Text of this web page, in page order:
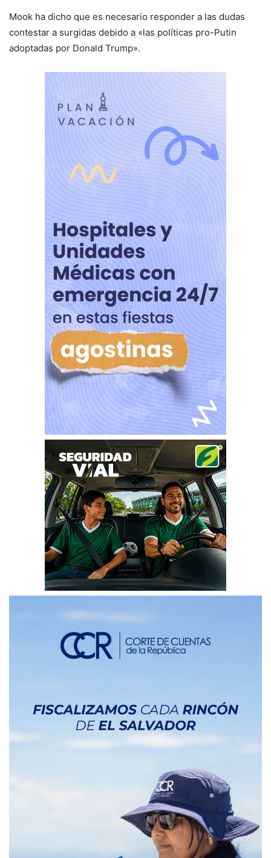
Mook ha dicho que es necesario responder a las dudas
contestar a surgidas debido a «las políticas pro-Putin
adoptadas por Donald Trump».